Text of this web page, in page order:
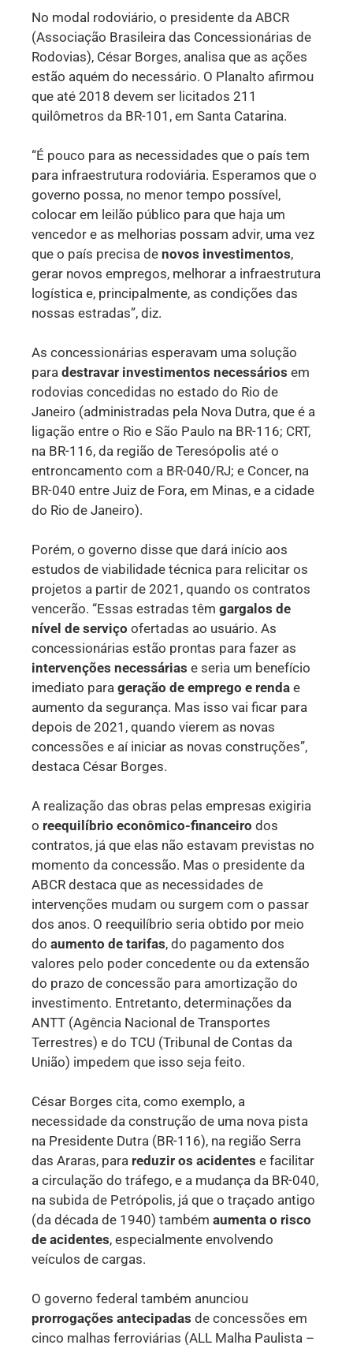
No modal rodoviário, o presidente da ABCR
(Associação Brasileira das Concessionárias de
Rodovias), César Borges, analisa que as ações
estão aquém do necessário. O Planalto afirmou
que até 2018 devem ser licitados 211
quilômetros da BR-101, em Santa Catarina.
“É pouco para as necessidades que o país tem
para infraestrutura rodoviária. Esperamos que o
governo possa, no menor tempo possível,
colocar em leilão público para que haja um
vencedor e as melhorias possam advir, uma vez
que o país precisa de novos investimentos,
gerar novos empregos, melhorar a infraestrutura
logística e, principalmente, as condições das
nossas estradas”, diz.
As concessionárias esperavam uma solução
para destravar investimentos necessários em
rodovias concedidas no estado do Rio de
Janeiro (administradas pela Nova Dutra, que é a
ligação entre o Rio e São Paulo na BR-116; CRT,
na BR-116, da região de Teresópolis até o
entroncamento com a BR-040/RJ; e Concer, na
BR-040 entre Juiz de Fora, em Minas, e a cidade
do Rio de Janeiro).
Porém, o governo disse que dará início aos
estudos de viabilidade técnica para relicitar os
projetos a partir de 2021, quando os contratos
vencerão. “Essas estradas têm gargalos de
nível de serviço ofertadas ao usuário. As
concessionárias estão prontas para fazer as
intervenções necessárias e seria um benefício
imediato para geração de emprego e renda e
aumento da segurança. Mas isso vai ficar para
depois de 2021, quando vierem as novas
concessões e aí iniciar as novas construções”,
destaca César Borges.
A realização das obras pelas empresas exigiria
o reequilíbrio econômico-financeiro dos
contratos, já que elas não estavam previstas no
momento da concessão. Mas o presidente da
ABCR destaca que as necessidades de
intervenções mudam ou surgem com o passar
dos anos. O reequilíbrio seria obtido por meio
do aumento de tarifas, do pagamento dos
valores pelo poder concedente ou da extensão
do prazo de concessão para amortização do
investimento. Entretanto, determinações da
ANTT (Agência Nacional de Transportes
Terrestres) e do TCU (Tribunal de Contas da
União) impedem que isso seja feito.
César Borges cita, como exemplo, a
necessidade da construção de uma nova pista
na Presidente Dutra (BR-116), na região Serra
das Araras, para reduzir os acidentes e facilitar
a circulação do tráfego, e a mudança da BR-040,
na subida de Petrópolis, já que o traçado antigo
(da década de 1940) também aumenta o risco
de acidentes, especialmente envolvendo
veículos de cargas.
O governo federal também anunciou
prorrogações antecipadas de concessões em
cinco malhas ferroviárias (ALL Malha Paulista –